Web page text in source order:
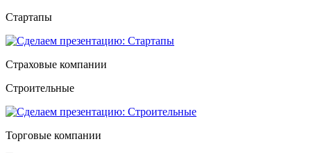
Стартапы
Страховые компании
Строительные
Торговые компании